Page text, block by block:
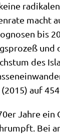
macht
bis
des
auf
Jah­re
Bei